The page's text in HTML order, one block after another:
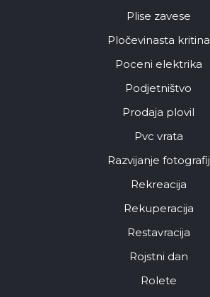
Plise zavese
Pločevinasta kritina
Poceni elektrika
Podjetništvo
Prodaja plovil
Pvc vrata
Razvijanje fotografij
Rekreacija
Rekuperacija
Restavracija
Rojstni dan
Rolete